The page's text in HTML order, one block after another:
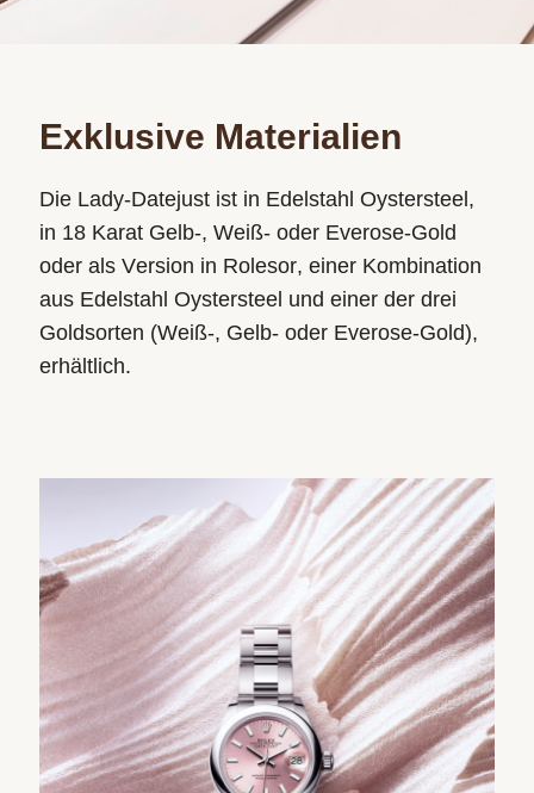
Exklusive Materialien
Die Lady‑Datejust ist in Edelstahl Oystersteel,
in 18 Karat Gelb-, Weiß- oder Everose-Gold
oder als Version in Rolesor, einer Kombination
aus Edelstahl Oystersteel und einer der drei
Goldsorten (Weiß-, Gelb- oder Everose-Gold),
erhältlich.